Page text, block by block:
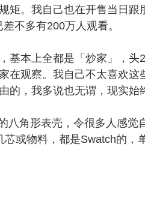
矩。我自己也在开售当日跟
不多有200万人观看。
本上全都是「炒家」，头
在观察。我自己不太喜欢这
，我多说也无谓，现实始
角形表壳，令很多人感觉
或物料，都是Swatch的，